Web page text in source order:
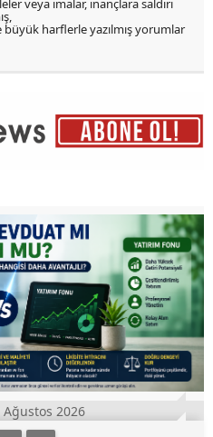
veya imalar, inançlara saldırı
harflerle yazılmış yorumlar
Ağustos 2026